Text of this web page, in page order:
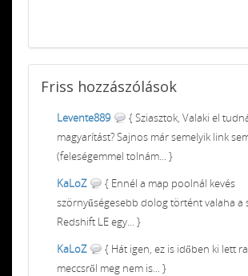
Friss hozzászólások
Levente889
{ Sziasztok, Valaki el
magyarítást? Sajnos már semelyik link
(feleségemmel tolnám... }
KaLoZ
{ Ennél a map poolnál kevés
szörnyűségesebb dolog történt valaha a
Redshift LE egy... }
KaLoZ
{ Hát igen, ez is időben ki lett
meccsről meg nem is... }